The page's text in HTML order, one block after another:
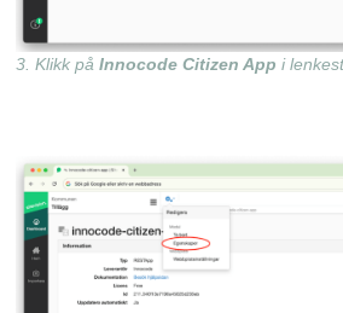
3. Klikk på Innocode Citizen App i